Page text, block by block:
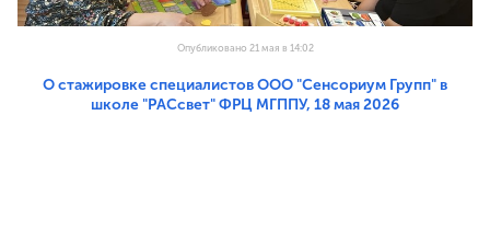
Опубликовано 21 мая в 14:02
О стажировке специалистов ООО "Сенсориум Групп" в
школе "РАСсвет" ФРЦ МГППУ, 18 мая 2026